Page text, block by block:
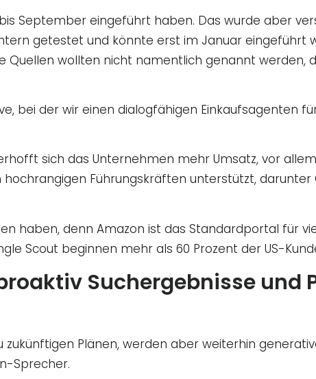
September eingeführt haben. Das wurde aber
getestet und könnte erst im Januar eingeführt
Quellen wollten nicht namentlich genannt werden,
bei der wir einen dialogfähigen Einkaufsagenten
sich das Unternehmen mehr Umsatz, vor
Führungskräften unterstützt, darunter
haben, denn Amazon ist das Standardportal für
Scout beginnen mehr als 60 Prozent der US-
Suchergebnisse und
zukünftigen Plänen, werden aber weiterhin
Sprecher.